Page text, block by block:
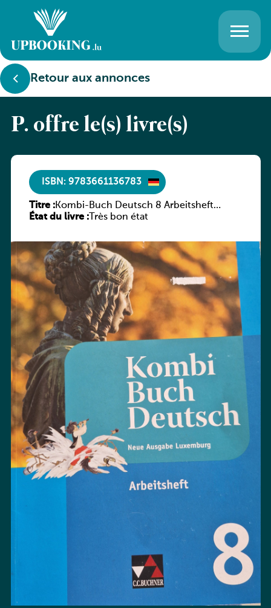
Retour aux annonces
P. offre le(s) livre(s)
ISBN: 9783661136783
Titre :Kombi-Buch Deutsch 8 Arbeitsheft
(Neue Ausgabe Luxemburg)
État du livre :Très bon état